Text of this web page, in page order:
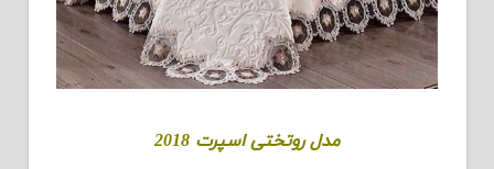
مدل روتختی اسپرت 2018